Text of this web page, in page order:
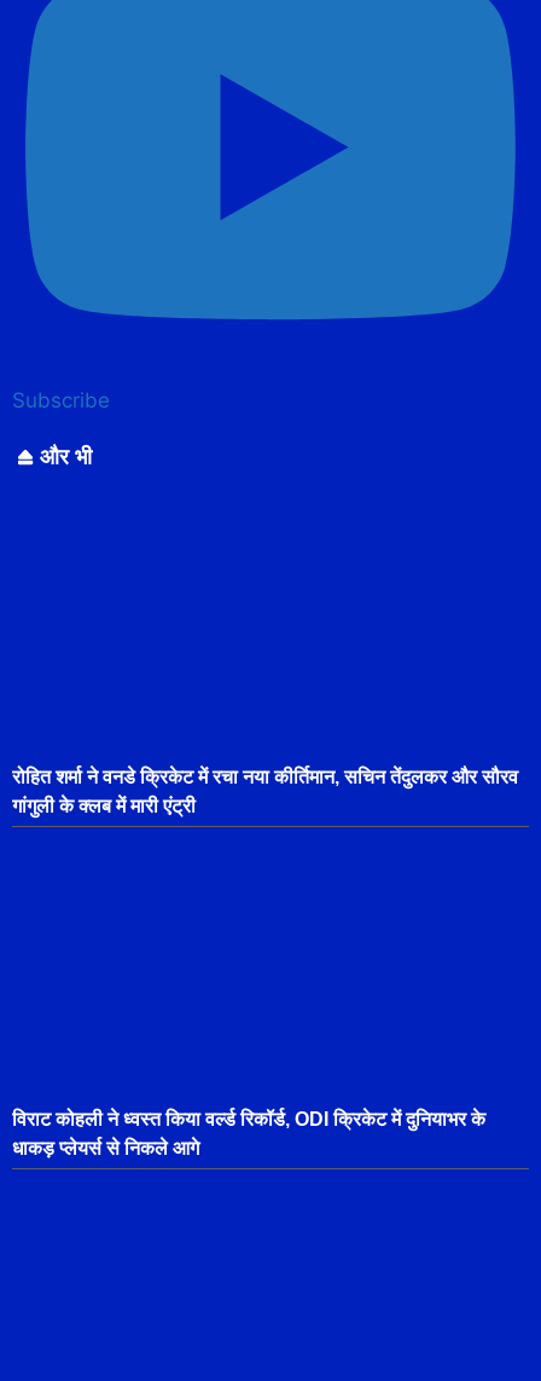
Subscribe
और भी
रोहित शर्मा ने वनडे क्रिकेट में रचा नया कीर्तिमान, सचिन तेंदुलकर और सौरव
गांगुली के क्लब में मारी एंट्री
विराट कोहली ने ध्वस्त किया वर्ल्ड रिकॉर्ड, ODI क्रिकेट में दुनियाभर के
धाकड़ प्लेयर्स से निकले आगे